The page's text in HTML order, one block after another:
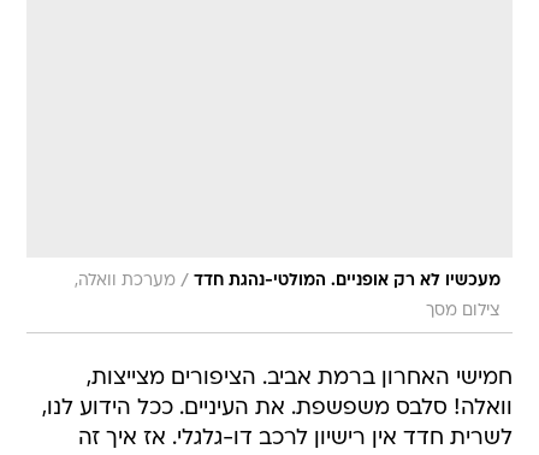
מעכשיו לא רק אופניים. המולטי-נהגת חדד / מערכת וואלה,
צילום מסך
חמישי האחרון ברמת אביב. הציפורים מצייצות,
וואלה! סלבס משפשפת. את העיניים. ככל הידוע לנו,
לשרית חדד אין רישיון לרכב דו-גלגלי. אז איך זה